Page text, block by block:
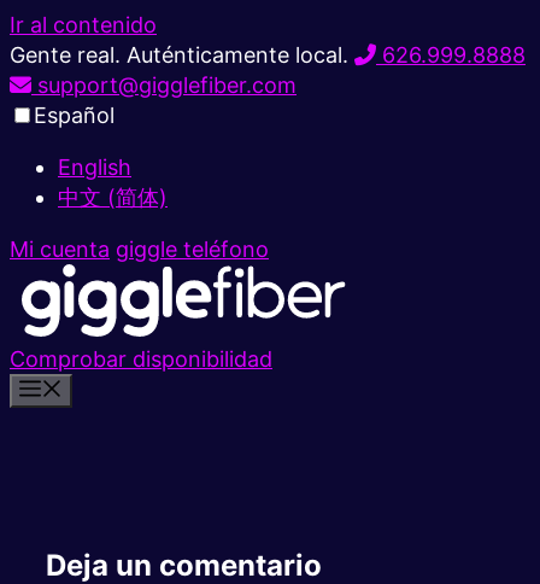
Ir al contenido
Gente real. Auténticamente local.
626.999.8888
support@gigglefiber.com
Español
English
中文 (简体)
Mi cuenta giggle teléfono
Comprobar disponibilidad
Deja un comentario